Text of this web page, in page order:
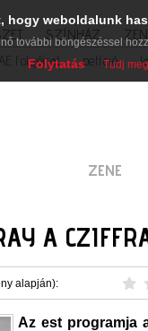
SZÍNHÁZ
folyóirat petíció
ZENE
A
alapján):
Az est programja
hogy weboldalunk
további böngészéssel
Folytatás Tudj